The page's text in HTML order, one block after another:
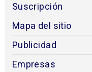
Suscripción
Mapa del sitio
Publicidad
Empresas